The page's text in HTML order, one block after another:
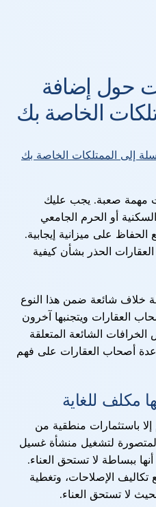
حول إضافة
الخاصة بك
مهمة صعبة. يجب عليك
أو الحرم الجامعي
على ميزانية إيجابية.
الحذر بشأن كيفية
خلاف شائعة ضمن هذا النوع
العقارات ويتجنبها آخرون
الشائعة المتعلقة
أصحاب العقارات على فهم
إلا باستثمارات منطقية من
المتصورة لتشغيل منشأة غسيل
ببساطة لا تستحق العناء.
تكاليف الإصلاحات، وتغطية
لا تستحق العناء.